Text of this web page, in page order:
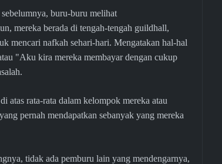
buru-buru melihat
mereka berada di tengah-tengah guildhall,
mencari nafkah sehari-hari. Mengatakan hal-hal
"Aku kira mereka membayar dengan cukup
atas rata-rata dalam kelompok mereka atau
pernah mendapatkan sebanyak yang mereka
tidak ada pemburu lain yang mendengarnya,